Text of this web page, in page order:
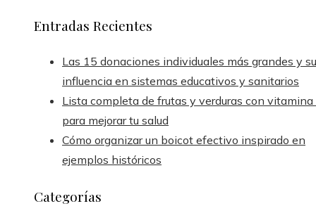
Entradas Recientes
Las 15 donaciones individuales más grandes y su
influencia en sistemas educativos y sanitarios
Lista completa de frutas y verduras con vitamina
para mejorar tu salud
Cómo organizar un boicot efectivo inspirado en
ejemplos históricos
Categorías